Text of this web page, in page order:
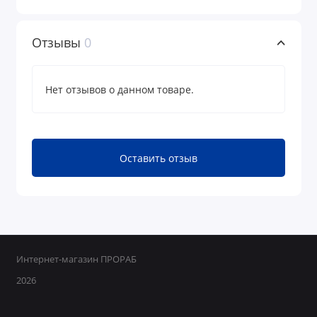
картона, полиэтилена или жести, пинцетом (чтобы
Норма расхода - по 20-50 гр при обработках от
составляет от 2 до 15 м в зависимости от
численности грызунов.
Для полного уничтожения крыс или мышей на
МЕРЫ ПРЕДОСТОРОЖНОСТИ:
Отзывы 0
Нет отзывов о данном товаре.
Оставить отзыв
Интернет-магазин ПРОРАБ
2026